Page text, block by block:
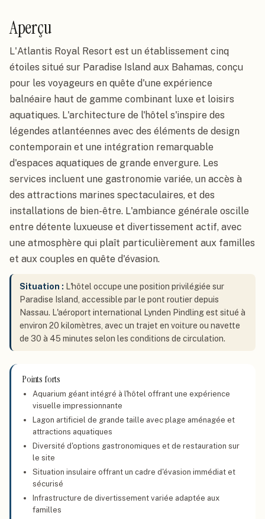
Aperçu
L'Atlantis Royal Resort est un établissement cinq
étoiles situé sur Paradise Island aux Bahamas, conçu
pour les voyageurs en quête d'une expérience
balnéaire haut de gamme combinant luxe et loisirs
aquatiques. L'architecture de l'hôtel s'inspire des
légendes atlantéennes avec des éléments de design
contemporain et une intégration remarquable
d'espaces aquatiques de grande envergure. Les
services incluent une gastronomie variée, un accès à
des attractions marines spectaculaires, et des
installations de bien-être. L'ambiance générale oscille
entre détente luxueuse et divertissement actif, avec
une atmosphère qui plaît particulièrement aux familles
et aux couples en quête d'évasion.
Situation : L'hôtel occupe une position privilégiée sur
Paradise Island, accessible par le pont routier depuis
Nassau. L'aéroport international Lynden Pindling est situé à
environ 20 kilomètres, avec un trajet en voiture ou navette
de 30 à 45 minutes selon les conditions de circulation.
Points forts
Aquarium géant intégré à l'hôtel offrant une expérience
visuelle impressionnante
Lagon artificiel de grande taille avec plage aménagée et
attractions aquatiques
Diversité d'options gastronomiques et de restauration sur
le site
Situation insulaire offrant un cadre d'évasion immédiat et
sécurisé
Infrastructure de divertissement variée adaptée aux
familles